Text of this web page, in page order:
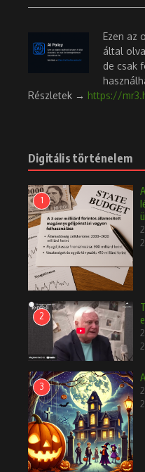
Ezen az
által
de csak
Részletek → https://
Digitális történelem
1
2
3